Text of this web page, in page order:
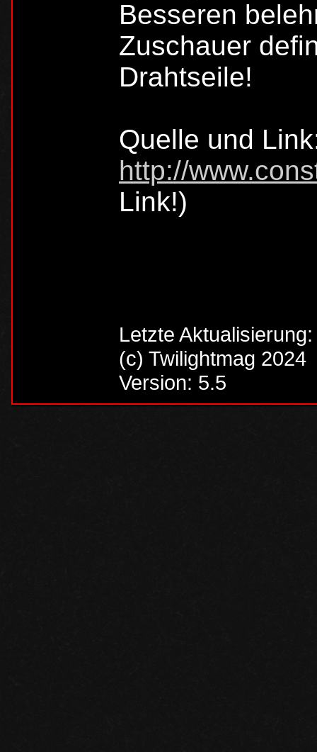
Besseren
Zuschauer
Drahtseile!
Quelle und
http://
Link!)
Letzte
(c) Twilightmag 2024
Version: 5.5